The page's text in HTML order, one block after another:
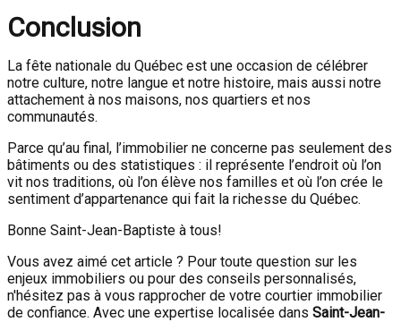
Conclusion
La fête nationale du Québec est une occasion de célébrer
notre culture, notre langue et notre histoire, mais aussi notre
attachement à nos maisons, nos quartiers et nos
communautés.
Parce qu’au final, l’immobilier ne concerne pas seulement des
bâtiments ou des statistiques : il représente l’endroit où l’on
vit nos traditions, où l’on élève nos familles et où l’on crée le
sentiment d’appartenance qui fait la richesse du Québec.
Bonne Saint-Jean-Baptiste à tous!
Vous avez aimé cet article ? Pour toute question sur les
enjeux immobiliers ou pour des conseils personnalisés,
n'hésitez pas à vous rapprocher de votre courtier immobilier
de confiance. Avec une expertise localisée dans Saint-Jean-